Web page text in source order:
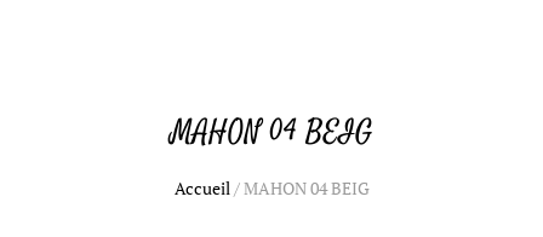
MAHON 04 BEIG
Accueil/MAHON 04 BEIG